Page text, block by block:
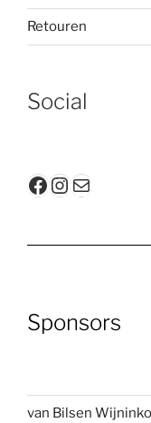
Retouren
Social
Facebook
Instagram
E-mail
Sponsors
van Bilsen